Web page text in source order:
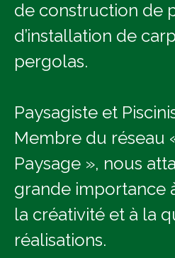
de construction de
d’installation de
pergolas.
Paysagiste et
Membre du réseau
Paysage », nous
grande importance
la créativité et à la
réalisations.